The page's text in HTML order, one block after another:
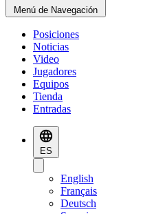
Menú de Navegación
Posiciones
Noticias
Video
Jugadores
Equipos
Tienda
Entradas
ES
English
Français
Deutsch